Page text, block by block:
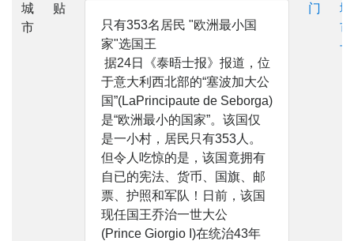
城
市
贴
只有353名居民 "欧洲最小国
家"选国王
据24日《泰晤士报》报道，位
于意大利西北部的“塞波加大公
国”(LaPrincipaute de Seborga)
是“欧洲最小的国家”。该国仅
是一小村，居民只有353人。
但令人吃惊的是，该国竟拥有
自已的宪法、货币、国旗、邮
票、护照和军队！日前，该国
现任国王乔治一世大公
(Prince Giorgio I)在统治43年
门
城
市
长